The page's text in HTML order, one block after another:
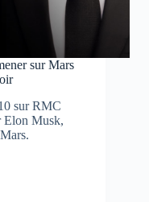
sur Mars
sur RMC
Elon Musk,